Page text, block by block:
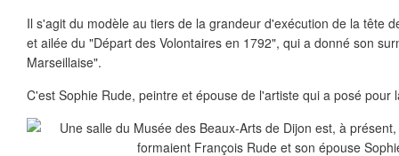
Il s'agit du modèle au tiers de la grandeur d'exécution de la tête
et ailée du "Départ des Volontaires en 1792", qui a donné son
Marseillaise".
C'est Sophie Rude, peintre et épouse de l'artiste qui a posé pour